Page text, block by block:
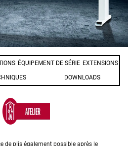
ÉQUIPEMENT DE SÉRIE EXTENSIONS
DOWNLOADS
de plis également possible après le